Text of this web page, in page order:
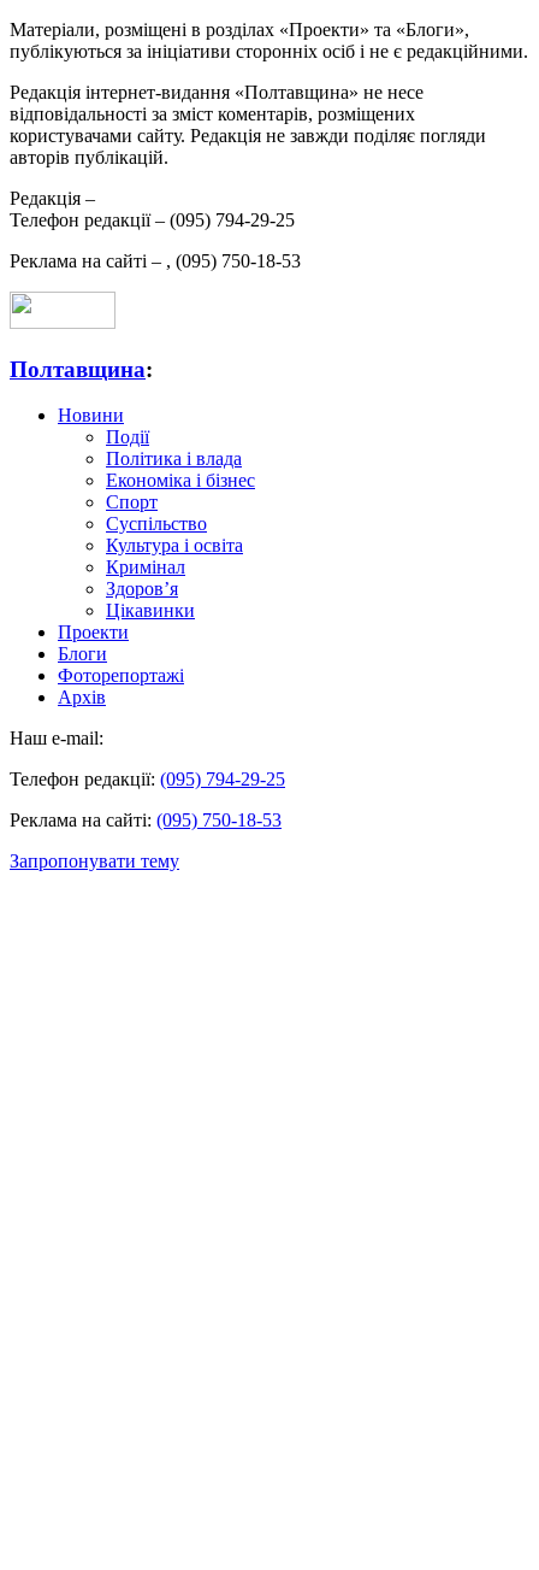
Матеріали, розміщені в розділах «Проекти» та «Блоги»,
публікуються за ініціативи сторонніх осіб і не є редакційними.
Редакція інтернет-видання «Полтавщина» не несе
відповідальності за зміст коментарів, розміщених
користувачами сайту. Редакція не завжди поділяє погляди
авторів публікацій.
Редакція –
Телефон редакції – (095) 794-29-25
Реклама на сайті – , (095) 750-18-53
Полтавщина:
Новини
Події
Політика і влада
Економіка і бізнес
Спорт
Суспільство
Культура і освіта
Кримінал
Здоров’я
Цікавинки
Проекти
Блоги
Фоторепортажі
Архів
Наш e-mail:
Телефон редакції: (095) 794-29-25
Реклама на сайті: (095) 750-18-53
Запропонувати тему